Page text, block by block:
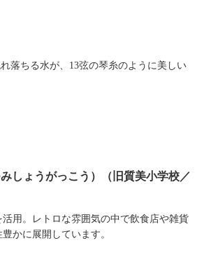
落ちる水が、13弦の琴糸のように美しい
しょうがっこう）（旧質美小学校／
用。レトロな雰囲気の中で飲食店や雑貨
かに展開しています。